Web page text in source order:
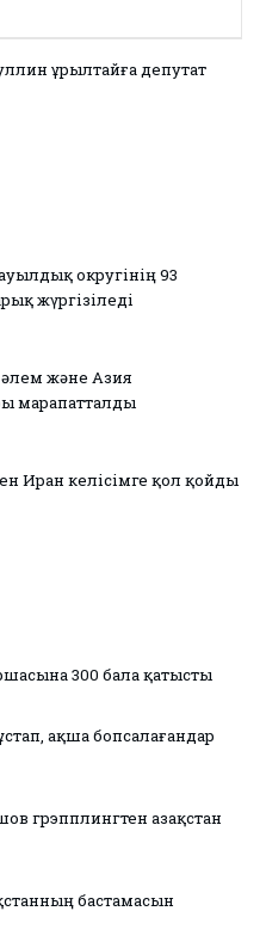
Құрылтайға депутат
округінің 93
жүргізіледі
әлем және Азия
марапатталды
Иран келісімге қол қойды
300 бала қатысты
ақша бопсалағандар
грэпплингтен Қазақстан
бастамасын